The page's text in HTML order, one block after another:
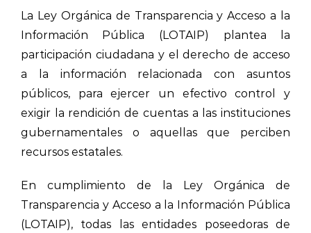
La Ley Orgánica de Transparencia y Acceso a la
Información Pública (LOTAIP) plantea la
participación ciudadana y el derecho de acceso
a la información relacionada con asuntos
públicos, para ejercer un efectivo control y
exigir la rendición de cuentas a las instituciones
gubernamentales o aquellas que perciben
recursos estatales.
En cumplimiento de la Ley Orgánica de
Transparencia y Acceso a la Información Pública
(LOTAIP), todas las entidades poseedoras de